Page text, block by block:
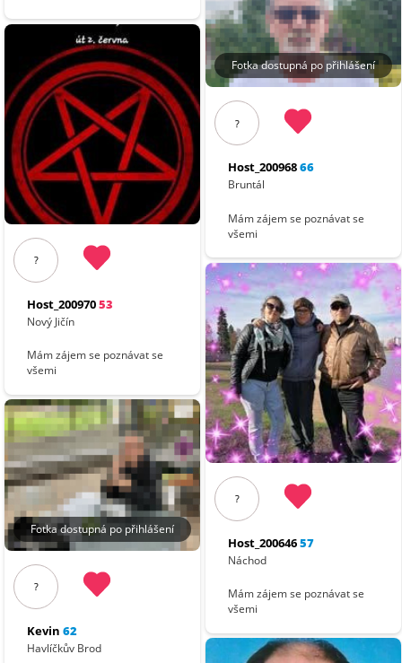
?
Host_20097053
Nový Jičín
Mám zájem se poznávat se
všemi
Fotka dostupná po přihlášení
?
Kevin 62
Havlíčkův Brod
Fotka dostupná po přihlášení
?
Host_20096866
Bruntál
Mám zájem se poznávat se
všemi
?
Host_20064657
Náchod
Mám zájem se poznávat se
všemi